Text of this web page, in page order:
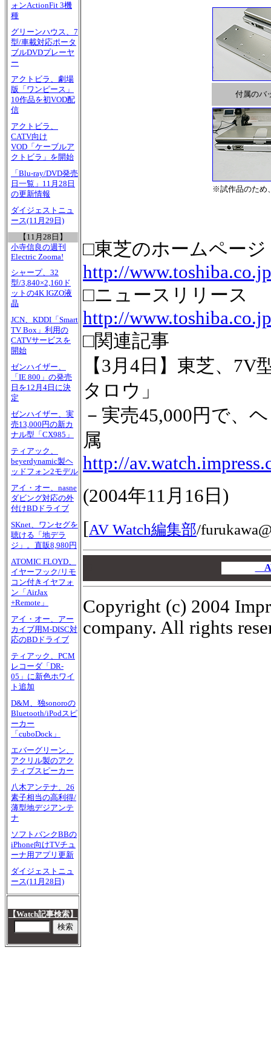
ォンActionFit 3機
種
グリーンハウス、7
型/車載対応ポータ
ブルDVDプレーヤ
ー
アクトビラ、劇場
版「ワンピース」
10作品を初VOD配
信
アクトビラ、
CATV向け
VOD「ケーブルア
クトビラ」を開始
「Blu-ray/DVD発売
日一覧」11月28日
の更新情報
ダイジェストニュ
ース(11月29日)
【11月28日】
小寺信良の週刊
Electric Zooma!
シャープ、32
型/3,840×2,160ド
ットの4K IGZO液
晶
JCN、KDDI「Smart
TV Box」利用の
CATVサービスを
開始
ゼンハイザー、
「IE 800」の発売
日を12月4日に決
定
ゼンハイザー、実
売13,000円の新カ
ナル型「CX985」
ティアック、
beyerdynamic製ヘ
ッドフォン2モデル
アイ・オー、nasne
ダビング対応の外
付けBDドライブ
SKnet、ワンセグを
聴ける「地デラ
ジ」。直販8,980円
ATOMIC FLOYD、
イヤーフック/リモ
コン付きイヤフォ
ン「AirJax
+Remote」
アイ・オー、アー
カイブ用M-DISC対
応のBDドライブ
ティアック、PCM
レコーダ「DR-
05」に新色ホワイ
ト追加
D&M、独sonoroの
Bluetooth/iPodスピ
ーカー
「cuboDock」
エバーグリーン、
アクリル製のアク
ティブスピーカー
八木アンテナ、26
素子相当の高利得/
薄型地デジアンテ
ナ
ソフトバンクBBの
iPhone向けTVチュ
ーナ用アプリ更新
ダイジェストニュ
ース(11月28日)
【Watch記事検索】
付属のバ
※試作品のため
□東芝のホームページ
http://
□ニュースリリース
http://
□関連記事
【3月4日】東芝、
タロウ」
－実売45,000円で、
属
http://
(2004年11月16日 )
[AV Watch編集部/
Copyright (c) 2004
company. All rights